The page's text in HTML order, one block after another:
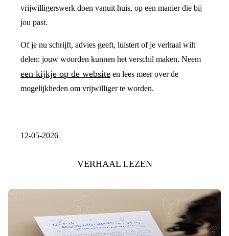
vrijwilligerswerk doen vanuit huis, op een manier die bij
jou past.
Of je nu schrijft, advies geeft, luistert of je verhaal wilt
delen: jouw woorden kunnen het verschil maken. Neem
een kijkje op de website en lees meer over de
mogelijkheden om vrijwilliger te worden.
12-05-2026
VERHAAL LEZEN